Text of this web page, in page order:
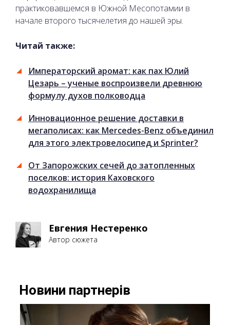
практиковавшемся в Южной Месопотамии в
начале второго тысячелетия до нашей эры.
Читай также:
Императорский аромат: как пах Юлий
Цезарь – ученые воспроизвели древнюю
формулу духов полководца
Инновационное решение доставки в
мегаполисах: как Mercedes-Benz объединил
для этого электровелосипед и Sprinter?
От Запорожских сечей до затопленных
поселков: история Каховского
водохранилища
Евгения Нестеренко
Автор сюжета